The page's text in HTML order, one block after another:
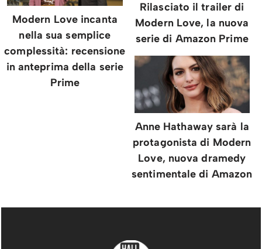
Modern Love incanta
nella sua semplice
complessità: recensione
in anteprima della serie
Prime
Rilasciato il trailer di
Modern Love, la nuova
serie di Amazon Prime
Anne Hathaway sarà la
protagonista di Modern
Love, nuova dramedy
sentimentale di Amazon